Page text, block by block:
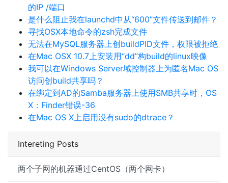
Intereting Posts
两个子网的机器通过CentOS（两个网卡）
的IP /端口
是什么阻止我在launchd中从“600”文件传送到邮件？
寻找OSX本地命令的zsh完成文件
无法在MySQL服务器上创buildPID文件，权限被拒绝
在Mac OSX 10.7上安装用“dd”构build的linux映像
我可以在Windows Server域控制器上为匿名Mac OS
访问创build共享吗？
在绑定到AD的Samba服务器上使用SMB共享时，OS
X：Finder错误-36
在Mac OS X上启用没有sudo的dtrace？